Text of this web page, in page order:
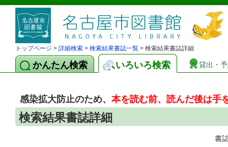
トップページ > 詳細検索 > 検索結果書誌一覧 > 検索結果書誌詳細
かんたん検索 いろいろ検索 貸出・
感染拡大防止のため、本を読む前、読んだ後は手
検索結果書誌詳細
書